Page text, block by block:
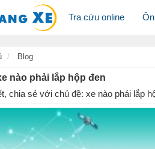
Tra cứu online
Blog
nào phải lắp hộp đen
chia sẻ với chủ đề: xe nào phải lắp